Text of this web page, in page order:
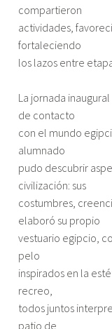
compartieron
actividades,
fortaleciendo
los lazos entre
La jornada
de contacto
con el mundo
alumnado
pudo descubrir
civilización: sus
costumbres,
elaboró su propio
vestuario egipcio,
pelo
inspirados en la
recreo,
todos juntos
patio de